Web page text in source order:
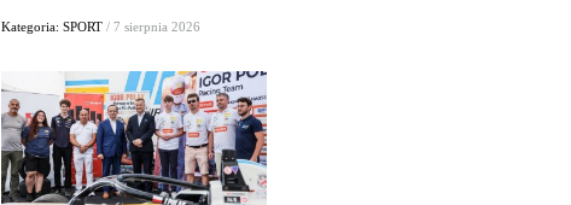
Kategoria: SPORT / 7 sierpnia 2026